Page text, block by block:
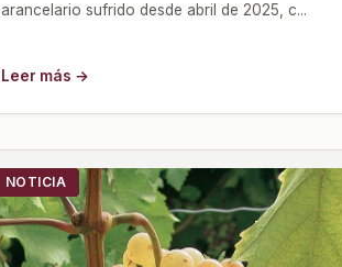
arancelario sufrido desde abril de 2025, c...
Leer más →
NOTICIA